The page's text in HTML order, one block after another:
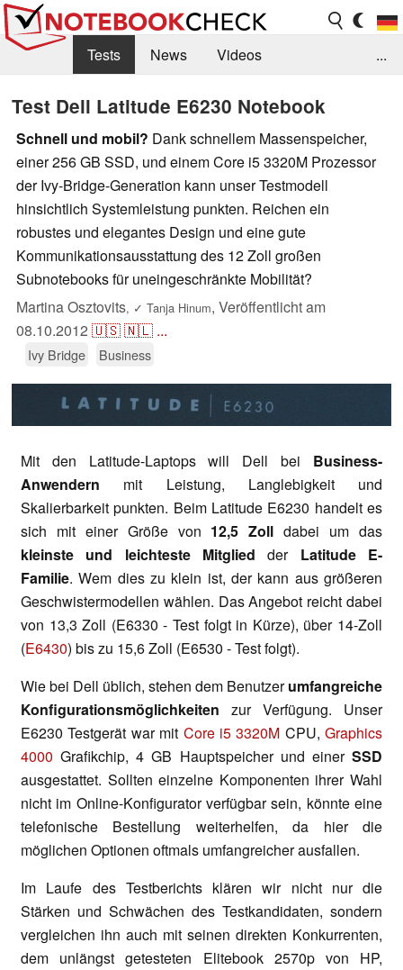
Tests News
Videos
Kaufberatung
Deals Suche
Jobs
Forum
...
Test Dell Latitude E6230 Notebook
Schnell und mobil? Dank schnellem Massenspeicher,
einer 256 GB SSD, und einem Core i5 3320M Prozessor
der Ivy-Bridge-Generation kann unser Testmodell
hinsichtlich Systemleistung punkten. Reichen ein
robustes und elegantes Design und eine gute
Kommunikationsausstattung des 12 Zoll großen
Subnotebooks für uneingeschränkte Mobilität?
Martina Osztovits, ✓ Tanja Hinum, Veröffentlicht am
08.10.2012 🇺🇸🇳🇱 ...
Ivy Bridge Business
Mit den Latitude-Laptops will Dell bei Business-
Anwendern mit Leistung, Langlebigkeit und
Skalierbarkeit punkten. Beim Latitude E6230 handelt es
sich mit einer Größe von 12,5 Zoll dabei um das
kleinste und leichteste Mitglied der Latitude E-
Familie. Wem dies zu klein ist, der kann aus größeren
Geschwistermodellen wählen. Das Angebot reicht dabei
von 13,3 Zoll (E6330 - Test folgt in Kürze), über 14-Zoll
(E6430) bis zu 15,6 Zoll (E6530 - Test folgt).
Wie bei Dell üblich, stehen dem Benutzerumfangreiche
Konfigurationsmöglichkeiten zur Verfügung. Unser
E6230 Testgerät war mit Core i5 3320M CPU, Graphics
4000 Grafikchip, 4 GB Hauptspeicher und einer SSD
ausgestattet. Sollten einzelne Komponenten ihrer Wahl
nicht im Online-Konfigurator verfügbar sein, könnte eine
telefonische Bestellung weiterhelfen, da hier die
möglichen Optionen oftmals umfangreicher ausfallen.
Im Laufe des Testberichts klären wir nicht nur die
Stärken und Schwächen des Testkandidaten, sondern
vergleichen ihn auch mit seinen direkten Konkurrenten,
dem unlängst getesteten Elitebook 2570p von HP,